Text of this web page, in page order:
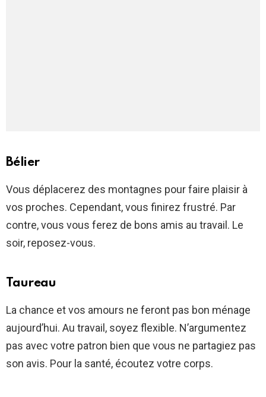
Bélier
Vous déplacerez des montagnes pour faire plaisir à
vos proches. Cependant, vous finirez frustré. Par
contre, vous vous ferez de bons amis au travail. Le
soir, reposez-vous.
Taureau
La chance et vos amours ne feront pas bon ménage
aujourd’hui. Au travail, soyez flexible. N’argumentez
pas avec votre patron bien que vous ne partagiez pas
son avis. Pour la santé, écoutez votre corps.